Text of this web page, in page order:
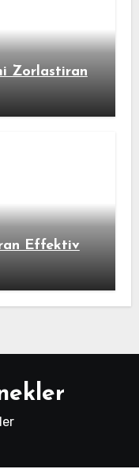
Zorlastiran
Effektiv